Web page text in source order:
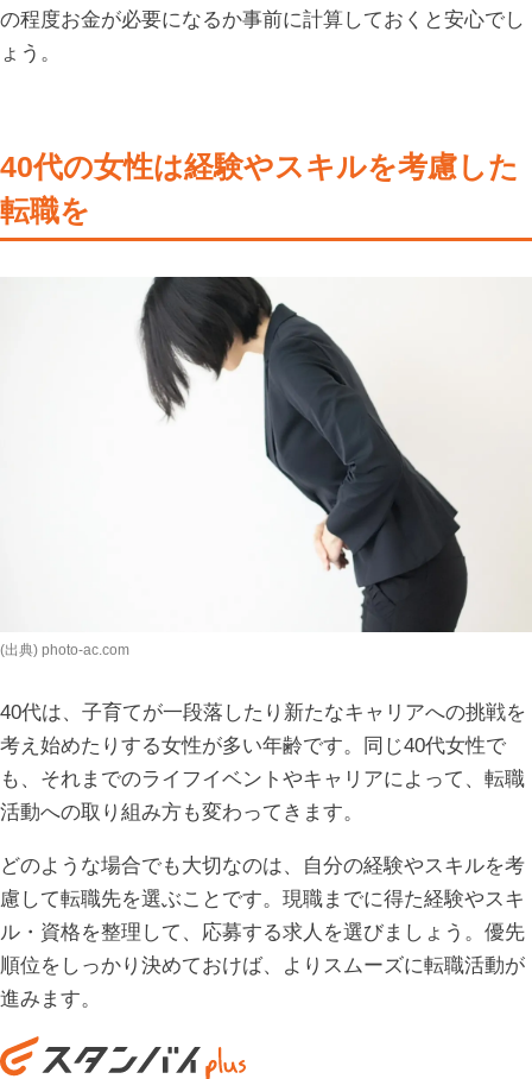
の程度お金が必要になるか事前に計算しておくと安心でし
ょう。
40代の女性は経験やスキルを考慮した
転職を
(出典) photo-ac.com
40代は、子育てが一段落したり新たなキャリアへの挑戦を
考え始めたりする女性が多い年齢です。同じ40代女性で
も、それまでのライフイベントやキャリアによって、転職
活動への取り組み方も変わってきます。
どのような場合でも大切なのは、自分の経験やスキルを考
慮して転職先を選ぶことです。現職までに得た経験やスキ
ル・資格を整理して、応募する求人を選びましょう。優先
順位をしっかり決めておけば、よりスムーズに転職活動が
進みます。